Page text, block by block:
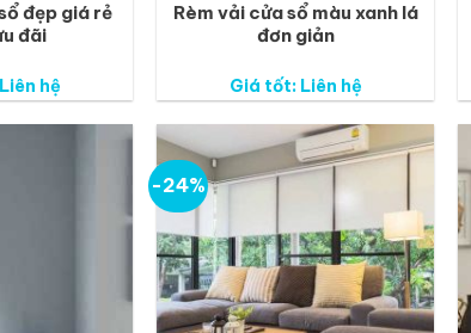
đẹp giá rẻ
đãi
hệ
Rèm vải cửa sổ màu xanh lá
đơn giản
Giá tốt: Liên hệ
-24%